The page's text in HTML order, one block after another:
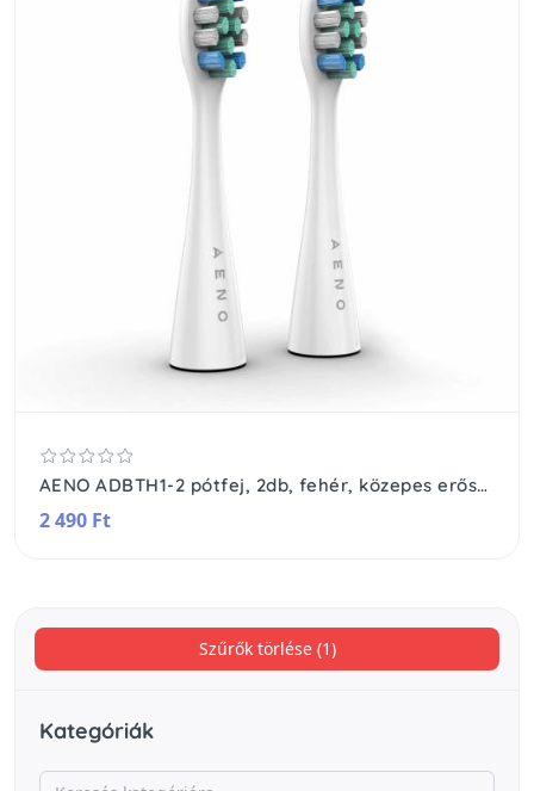
Szűrők törlése (1)
Kategóriák
AENO ADBTH1-2 pótfej, 2db, fehér, közepes erősség
2 490 Ft